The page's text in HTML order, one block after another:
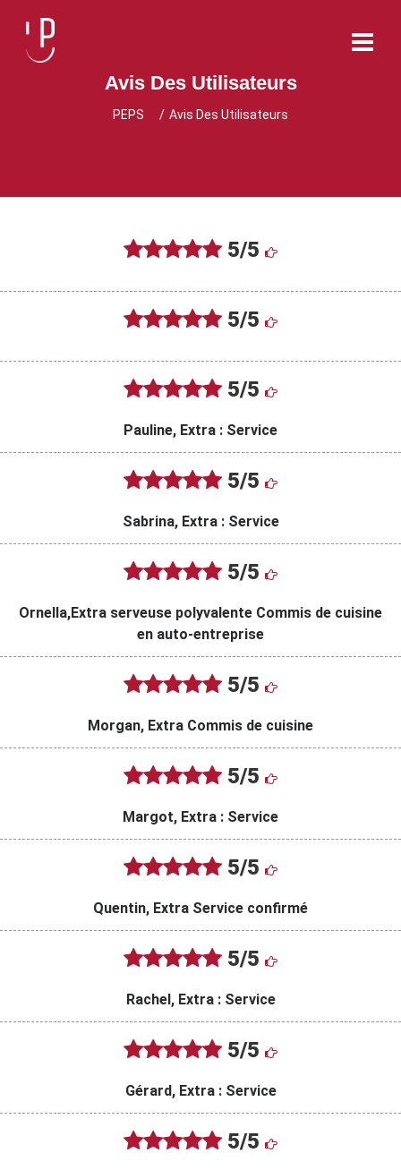
Avis Des Utilisateurs
PEPS Avis Des Utilisateurs
5/5
5/5
5/5
Pauline, Extra : Service
5/5
Sabrina, Extra : Service
5/5
Ornella,Extra serveuse polyvalente Commis de cuisine
en auto-entreprise
5/5
Morgan, Extra Commis de cuisine
5/5
Margot, Extra : Service
5/5
Quentin, Extra Service confirmé
5/5
Rachel, Extra : Service
5/5
Gérard, Extra : Service
5/5